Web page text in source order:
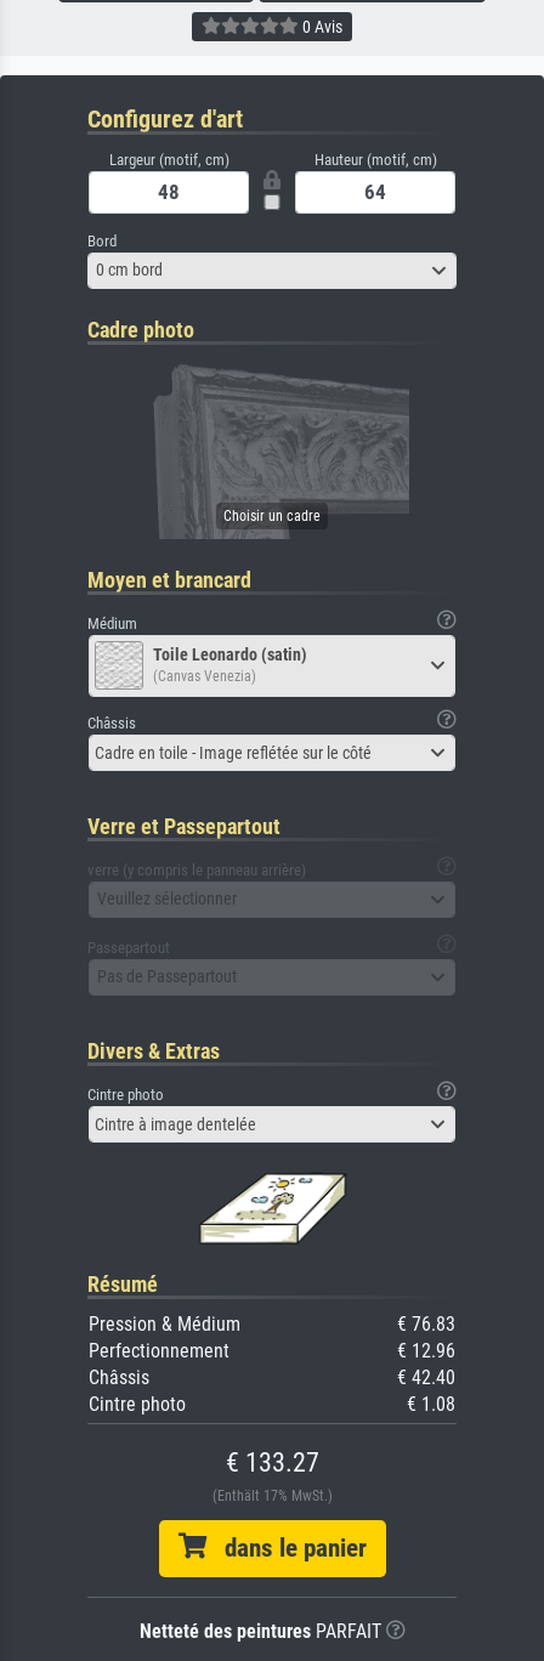
0 Avis
Configurez d'art
Largeur (motif, cm) Hauteur (motif, cm)
Bord
0 cm bord
Cadre photo
Moyen et brancard
Médium
Toile Leonardo (satin)
(Canvas Venezia)
Châssis
Cadre en toile - Image reflétée sur le côté
Verre et Passepartout
verre (y compris le panneau arrière)
Veuillez sélectionner
Passepartout
Pas de Passepartout
Divers & Extras
Cintre photo
Cintre à image dentelée
Résumé
Pression & Médium
€ 76.83
Perfectionnement
€ 12.96
Châssis
€ 42.40
Cintre photo
€ 1.08
€ 133.27
(Enthält 17% MwSt.)
dans le panier
Netteté des peinturesPARFAIT